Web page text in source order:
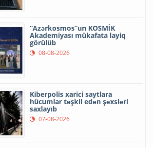
“Azərkosmos”un KOSMİK
Akademiyası mükafata layiq
görülüb
08-08-2026
Kiberpolis xarici saytlara
hücumlar təşkil edən şəxsləri
saxlayıb
07-08-2026